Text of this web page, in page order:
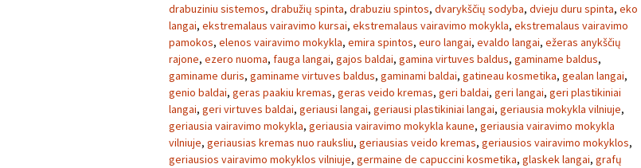
drabuziniu sistemos, drabužių spinta, drabuziu spintos, dvarykščių sodyba, dvieju duru spinta, eko
langai, ekstremalaus vairavimo kursai, ekstremalaus vairavimo mokykla, ekstremalaus vairavimo
pamokos, elenos vairavimo mokykla, emira spintos, euro langai, evaldo langai, ežeras anykščių
rajone, ezero nuoma, fauga langai, gajos baldai, gamina virtuves baldus, gaminame baldus,
gaminame duris, gaminame virtuves baldus, gaminami baldai, gatineau kosmetika, gealan langai,
genio baldai, geras paakiu kremas, geras veido kremas, geri baldai, geri langai, geri plastikiniai
langai, geri virtuves baldai, geriausi langai, geriausi plastikiniai langai, geriausia mokykla vilniuje,
geriausia vairavimo mokykla, geriausia vairavimo mokykla kaune, geriausia vairavimo mokykla
vilniuje, geriausias kremas nuo rauksliu, geriausias veido kremas, geriausios vairavimo mokyklos,
geriausios vairavimo mokyklos vilniuje, germaine de capuccini kosmetika, glaskek langai, grafų